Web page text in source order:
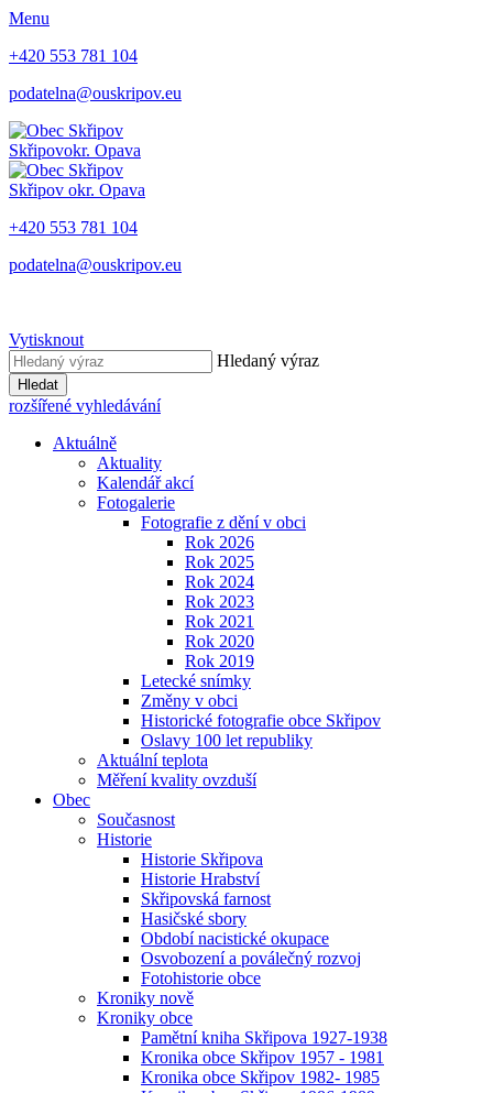
Menu
+420 553 781 104
podatelna@ouskripov.eu
Skřipovokr. Opava
Skřipov okr. Opava
+420 553 781 104
podatelna@ouskripov.eu
Vytisknout
Hledaný výraz
Hledat
rozšířené vyhledávání
Aktuálně
Aktuality
Kalendář akcí
Fotogalerie
Fotografie z dění v obci
Rok 2026
Rok 2025
Rok 2024
Rok 2023
Rok 2021
Rok 2020
Rok 2019
Letecké snímky
Změny v obci
Historické fotografie obce Skřipov
Oslavy 100 let republiky
Aktuální teplota
Měření kvality ovzduší
Obec
Současnost
Historie
Historie Skřipova
Historie Hrabství
Skřipovská farnost
Hasičské sbory
Období nacistické okupace
Osvobození a poválečný rozvoj
Fotohistorie obce
Kroniky nově
Kroniky obce
Pamětní kniha Skřipova 1927-1938
Kronika obce Skřipov 1957 - 1981
Kronika obce Skřipov 1982- 1985